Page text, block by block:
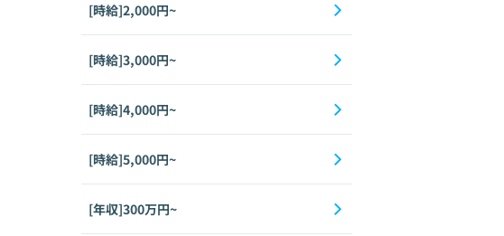
[時給]2,000円~
[時給]3,000円~
[時給]4,000円~
[時給]5,000円~
[年収]300万円~